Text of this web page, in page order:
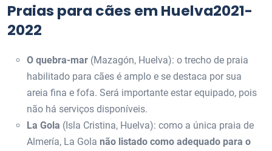
Praias para cães em Huelva2021-
2022
O quebra-mar (Mazagón, Huelva): o trecho de praia
habilitado para cães é amplo e se destaca por sua
areia fina e fofa. Será importante estar equipado, pois
não há serviços disponíveis.
La Gola (Isla Cristina, Huelva): como a única praia de
Almería, La Gola não listado como adequado para o